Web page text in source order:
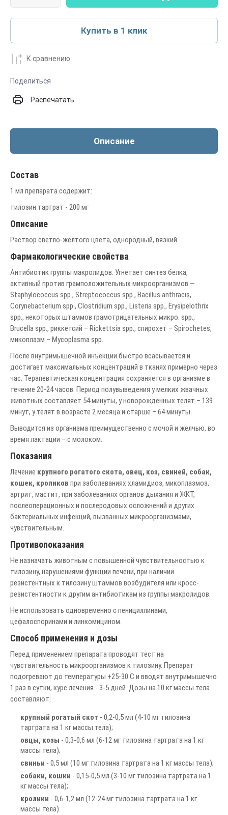
Купить в 1 клик
К сравнению
Поделиться
Распечатать
Описание
Состав
1 мл препарата содержит:
тилозин тартрат - 200 мг
Описание
Раствор светло-желтого цвета, однородный, вязкий.
Фармакологические свойства
Антибиотик группы макролидов. Угнетает синтез белка,
активный против грамположительных микроорганизмов —
Staphylococcus spp., Streptococcus spp., Bacillus anthracis,
Corynebacterium spp., Clostridium spp., Listeria spp., Erysipelothrix
spp., некоторых штаммов грамотрицательных микро. spp.,
Brucella spp., риккетсий – Rickettsia spp., спирохет – Spirochetes,
микоплазм – Mycoplasma spp.
После внутримышечной инъекции быстро всасывается и
достигает максимальных концентраций в тканях примерно через
час. Терапевтическая концентрация сохраняется в организме в
течение 20-24 часов. Период полувыведения у мелких жвачных
животных составляет 54 минуты, у новорожденных телят – 139
минут, у телят в возрасте 2 месяца и старше – 64 минуты.
Выводится из организма преимущественно с мочой и желчью, во
время лактации – с молоком.
Показания
Лечение крупного рогатого скота, овец, коз, свиней, собак,
кошек, кроликов при заболеваниях хламидиоз, микоплазмоз,
артрит, мастит, при заболеваниях органов дыхания и ЖКТ,
послеоперационных и послеродовых осложнений и других
бактериальных инфекций, вызванных микроорганизмами,
чувствительным.
Противопоказания
Не назначать животным с повышенной чувствительностью к
тилозину, нарушениями функции печени, при наличии
резистентных к тилозину штаммов возбудителя или кросс-
резистентности к другим антибиотикам из группы макролидов.
Не использовать одновременно с пенициллинами,
цефалоспоринами и линкомицином.
Способ применения и дозы
Перед применением препарата проводят тест на
чувствительность микроорганизмов к тилозину. Препарат
подогревают до температуры +25-30 С и вводят внутримышечно
1 раз в сутки, курс лечения - 3-5 дней. Дозы на 10 кг массы тела
составляют:
крупный рогатый скот - 0,2-0,5 мл (4-10 мг тилозина
тартрата на 1 кг массы тела);
овцы, козы - 0,3-0,6 мл (6-12 мг тилозина тартрата на 1 кг
массы тела);
свиньи - 0,5 мл (10 мг тилозина тартрата на 1 кг массы тела);
собаки, кошки - 0,15-0,5 мл (3-10 мг тилозина тартрата на 1
кг массы тела);
кролики - 0,6-1,2 мл (12-24 мг тилозина тартрата на 1 кг
массы тела).